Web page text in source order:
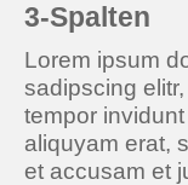
3-Spalten
Lorem ipsum
sadipscing
tempor
aliquyam erat,
et accusam et